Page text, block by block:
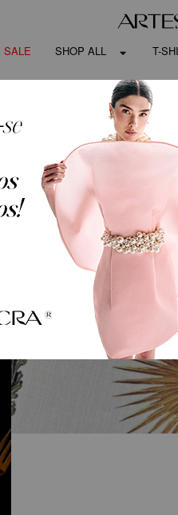
SALE SHOP ALL T-